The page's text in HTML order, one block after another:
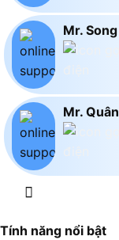
Mr. Song
Mr. Quân
Tính năng nổi bật